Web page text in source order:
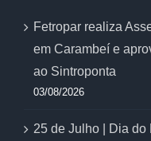
Fetropar realiza
em Carambeí e
ao Sintroponta
03/08/2026
25 de Julho | Dia do